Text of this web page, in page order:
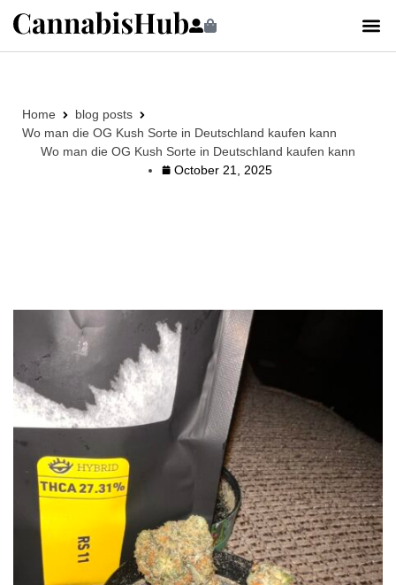
Home
blog posts
Wo man die OG Kush Sorte in Deutschland kaufen kann
Wo man die OG Kush Sorte in Deutschland kaufen kann
October 21, 2025